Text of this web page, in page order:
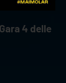
4 delle